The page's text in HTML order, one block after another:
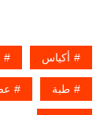
أكياس
طبة